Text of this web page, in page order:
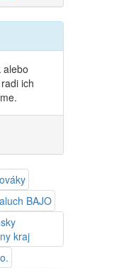
alebo
ich